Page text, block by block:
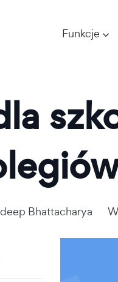
Funkcje
Bhattacharya W